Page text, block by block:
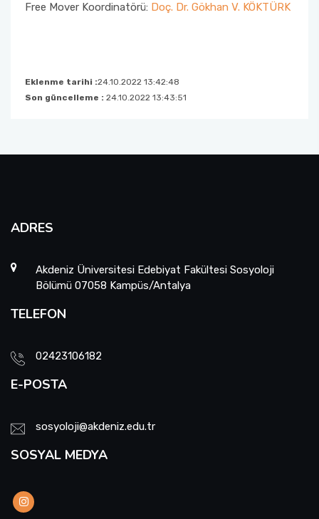
Free Mover Koordinatörü: Doç. Dr. Gökhan V. KÖKTÜRK
Eklenme tarihi :24.10.2022 13:42:48
Son güncelleme : 24.10.2022 13:43:51
ADRES
Akdeniz Üniversitesi Edebiyat Fakültesi Sosyoloji
Bölümü 07058 Kampüs/Antalya
TELEFON
02423106182
E-POSTA
sosyoloji@akdeniz.edu.tr
SOSYAL MEDYA